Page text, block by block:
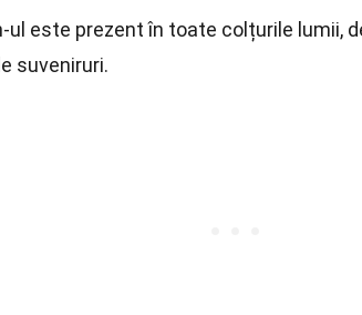
ul este prezent în toate colțurile lumii,
suveniruri.